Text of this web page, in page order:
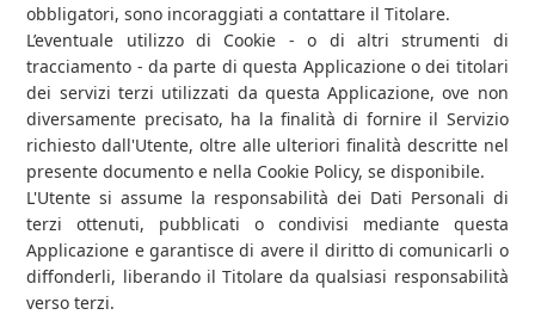
obbligatori, sono incoraggiati a contattare il Titolare.
L’eventuale utilizzo di Cookie - o di altri strumenti di
tracciamento - da parte di questa Applicazione o dei titolari
dei servizi terzi utilizzati da questa Applicazione, ove non
diversamente precisato, ha la finalità di fornire il Servizio
richiesto dall'Utente, oltre alle ulteriori finalità descritte nel
presente documento e nella Cookie Policy, se disponibile.
L'Utente si assume la responsabilità dei Dati Personali di
terzi ottenuti, pubblicati o condivisi mediante questa
Applicazione e garantisce di avere il diritto di comunicarli o
diffonderli, liberando il Titolare da qualsiasi responsabilità
verso terzi.